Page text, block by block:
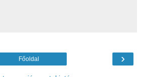
›
Főoldal